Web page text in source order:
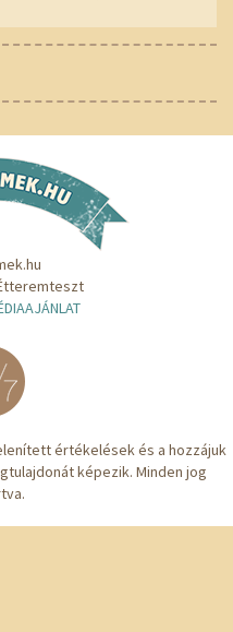
értékelések és a hozzájuk
képezik. Minden jog